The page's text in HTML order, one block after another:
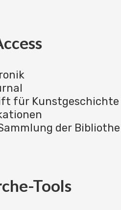
für Kunstgeschichte
der
Tools